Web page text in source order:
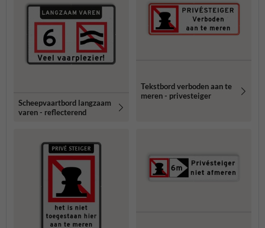
Scheepvaartbord langzaam
varen - reflecterend
Tekstbord verboden aan te
meren - privesteiger